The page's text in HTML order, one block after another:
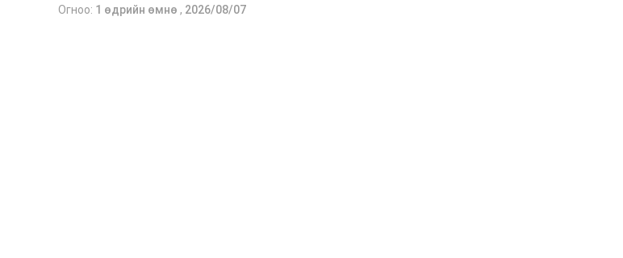
Огноо: 1 өдрийн өмнө , 2026/08/07